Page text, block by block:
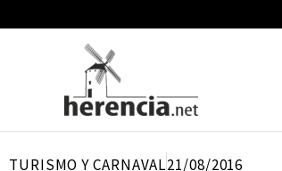
TURISMO Y CARNAVAL21/08/2016